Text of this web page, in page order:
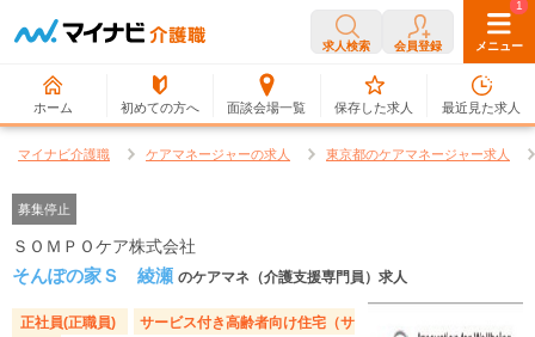
求人検索 会員登録 メニュー
ホーム 初めての方へ 面談会場一覧
0
保存した求人
1
最近見た求人
マイナビ介護職 ケアマネージャーの求人 東京都のケアマネージャー求人
募集停止
ＳＯＭＰＯケア株式会社
そんぽの家Ｓ 綾瀬 のケアマネ（介護支援専門員）求人
正社員(正職員)
サービス付き高齢者向け住宅（サ